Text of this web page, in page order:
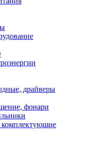
драйверы
фонари